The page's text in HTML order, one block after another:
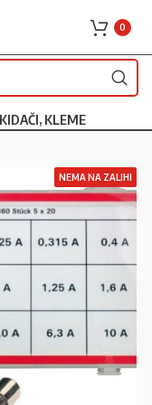
0
KLEME
NEMA NA ZALIHI